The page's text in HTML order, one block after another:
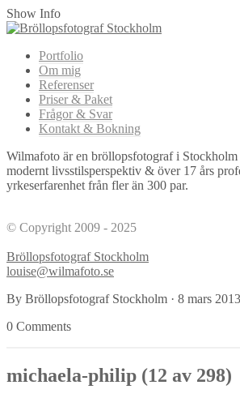
Show Info
Portfolio
Om mig
Referenser
Priser & Paket
Frågor & Svar
Kontakt & Bokning
Wilmafoto är en bröllopsfotograf i
modernt livsstilsperspektiv & över 17 års
yrkeserfarenhet från fler än 300 par.
© Copyright 2009 - 2025
Bröllopsfotograf Stockholm
louise@wilmafoto.se
By Bröllopsfotograf Stockholm · 8 mars 2013
0 Comments
michaela-philip (12 av 298)